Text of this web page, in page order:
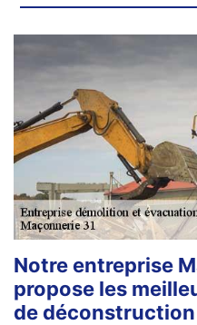
Notre entreprise
propose les
de déconstruction